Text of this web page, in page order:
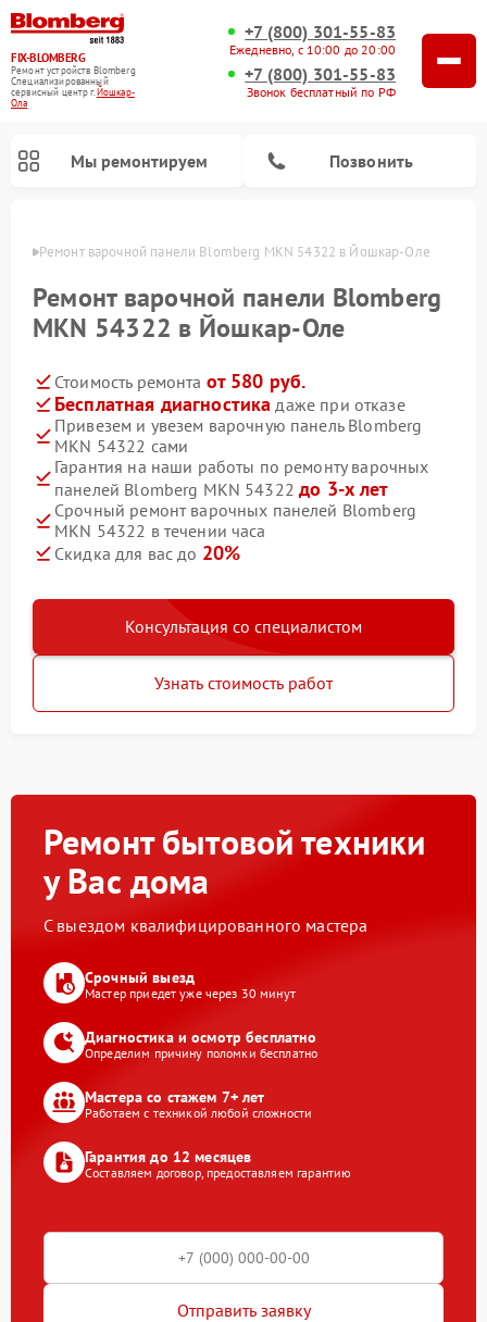
FIX-BLOMBERG
Ремонт устройств Blomberg
Специализированный
cервисный центр г.Йошкар-
Ола
+7 (800) 301-55-83
Ежедневно, с 10:00 до 20:00
+7 (800) 301-55-83
Звонок бесплатный по РФ
Мы ремонтируем Позвонить
Ремонт варочной панели Blomberg MKN 54322 в Йошкар-Оле
Ремонт варочной панели Blomberg
MKN 54322 в Йошкар-Оле
Стоимость ремонта от 580 руб.
Бесплатная диагностика даже при отказе
Привезем и увезем варочную панель Blomberg
MKN 54322 сами
Гарантия на наши работы по ремонту варочных
панелей Blomberg MKN 54322до 3-х лет
Срочный ремонт варочных панелей Blomberg
MKN 54322 в течении часа
Скидка для вас до 20%
Консультация со специалистом
Узнать стоимость работ
Ремонт бытовой техники
у Вас дома
С выездом квалифицированного мастера
Срочный выезд
Мастер приедет уже через 30 минут
Диагностика и осмотр бесплатно
Определим причину поломки бесплатно
Мастера со стажем 7+ лет
Работаем с техникой любой сложности
Гарантия до 12 месяцев
Составляем договор, предоставляем гарантию
Отправить заявку